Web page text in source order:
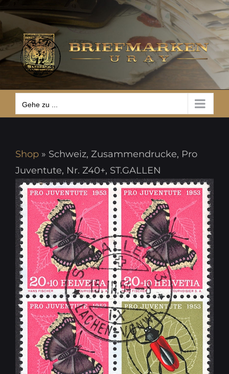
Zum
Inhalt
springen
Gehe zu ...
Gehe zu ...
Shop » Schweiz, Zusammendrucke, Pro
Juventute, Nr. Z40+, ST.GALLEN